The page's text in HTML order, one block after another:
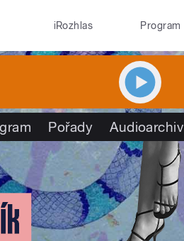
iRozhlas Program
Pořady Audioarchiv